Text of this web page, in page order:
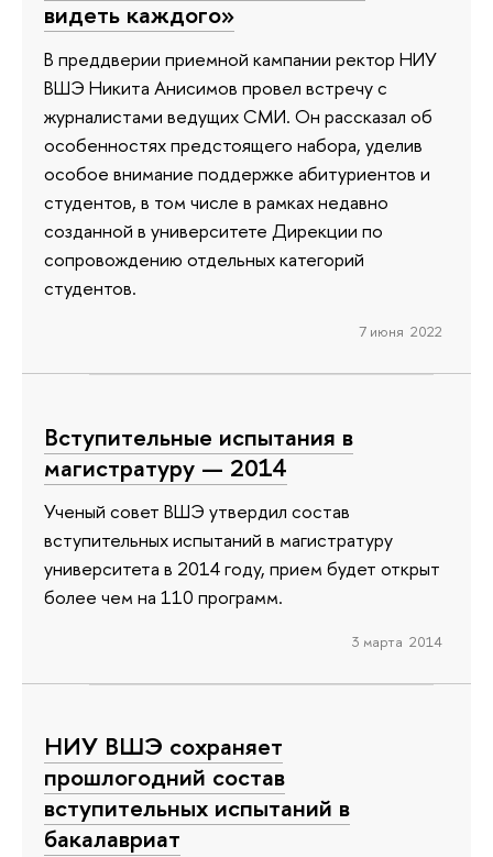
видеть каждого»
В преддверии приемной кампании ректор НИУ
ВШЭ Никита Анисимов провел встречу с
журналистами ведущих СМИ. Он рассказал об
особенностях предстоящего набора, уделив
особое внимание поддержке абитуриентов и
студентов, в том числе в рамках недавно
созданной в университете Дирекции по
сопровождению отдельных категорий
студентов.
7 июня 2022
Вступительные испытания в
магистратуру — 2014
Ученый совет ВШЭ утвердил состав
вступительных испытаний в магистратуру
университета в 2014 году, прием будет открыт
более чем на 110 программ.
3 марта 2014
НИУ ВШЭ сохраняет
прошлогодний состав
вступительных испытаний в
бакалавриат